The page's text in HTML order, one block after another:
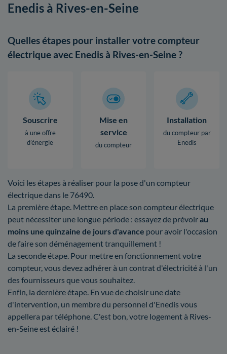
Enedis à Rives-en-Seine
Quelles étapes pour installer votre compteur
électrique avec Enedis à Rives-en-Seine ?
Souscrire
à une offre
d’énergie
Mise en
service
du compteur
Installation
du compteur par
Enedis
Voici les étapes à réaliser pour la pose d'un compteur
électrique dans le 76490.
La première étape. Mettre en place son compteur électrique
peut nécessiter une longue période : essayez de prévoirau
moins une quinzaine de jours d'avance pour avoir l'occasion
de faire son déménagement tranquillement !
La seconde étape. Pour mettre en fonctionnement votre
compteur, vous devez adhérer à un contrat d'électricité à l'un
des fournisseurs que vous souhaitez.
Enfin, la dernière étape. En vue de choisir une date
d'intervention, un membre du personnel d'Enedis vous
appellera par téléphone. C'est bon, votre logement à Rives-
en-Seine est éclairé !